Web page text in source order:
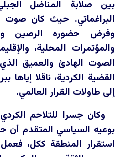
بين صلابة المناضل
البراغماتي. حيث كان صوت
وفرض حضوره الرصين
والمؤتمرات المحلية،
الصوت الهادئ والعميق
القضية الكردية، ناقلا إياها
إلى طاولات القرار العالمي.
وكان جسرا للتلاحم
بوعيه السياسي المتقدم أن
استقرار المنطقة ككل،